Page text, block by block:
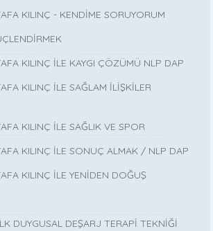
KILINÇ - KENDİME SORUYORUM
KILINÇ İLE KAYGI ÇÖZÜMÜ NLP DAP
KILINÇ İLE SAĞLAM İLİŞKİLER
KILINÇ İLE SAĞLIK VE SPOR
KILINÇ İLE SONUÇ ALMAK / NLP DAP
KILINÇ İLE YENİDEN DOĞUŞ
DUYGUSAL DEŞARJ TERAPİ TEKNİĞİ